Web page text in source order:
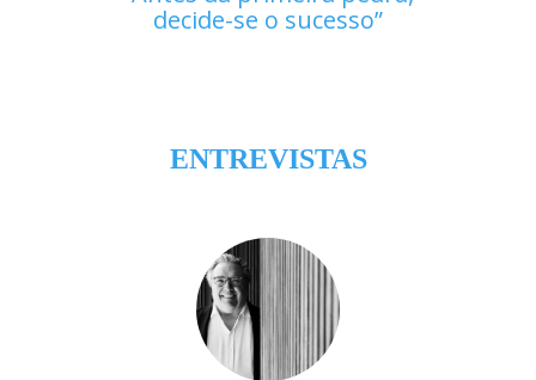
decide-se o sucesso
ENTREVISTAS